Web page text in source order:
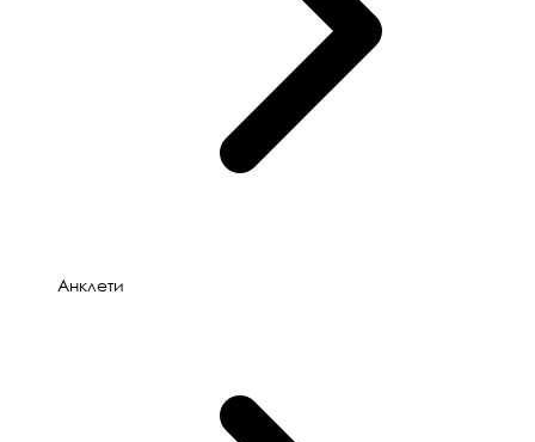
Анклети